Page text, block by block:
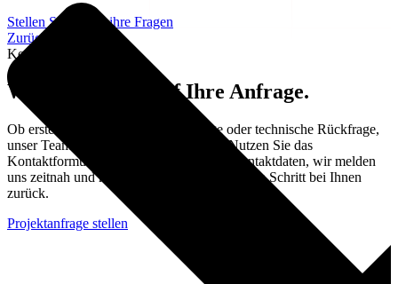
Stellen Sie Direkt ihre Fragen
Zurück zum FAQ
Kontakt
Wir freuen uns auf Ihre Anfrage.
Ob erste Idee, konkrete Projektanfrage oder technische Rückfrage,
unser Team steht Ihnen zur Verfügung. Nutzen Sie das
Kontaktformular oder die angegebenen Kontaktdaten, wir melden
uns zeitnah und mit einem konkreten nächsten Schritt bei Ihnen
zurück.
Projektanfrage stellen